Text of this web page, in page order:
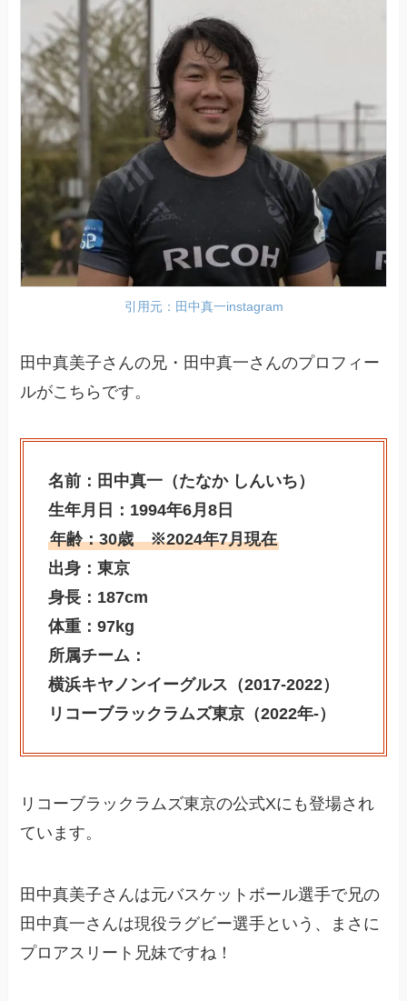
引用元：田中真一instagram
田中真美子さんの兄・田中真一さんのプロフィー
ルがこちらです。
名前：田中真一（たなか しんいち）
生年月日：1994年6月8日
年齢：30歳 ※2024年7月現在
出身：東京
身長：187cm
体重：97kg
所属チーム：
横浜キヤノンイーグルス（2017-2022）
リコーブラックラムズ東京（2022年-）
リコーブラックラムズ東京の公式Xにも登場され
ています。
田中真美子さんは元バスケットボール選手で兄の
田中真一さんは現役ラグビー選手という、まさに
プロアスリート兄妹ですね！